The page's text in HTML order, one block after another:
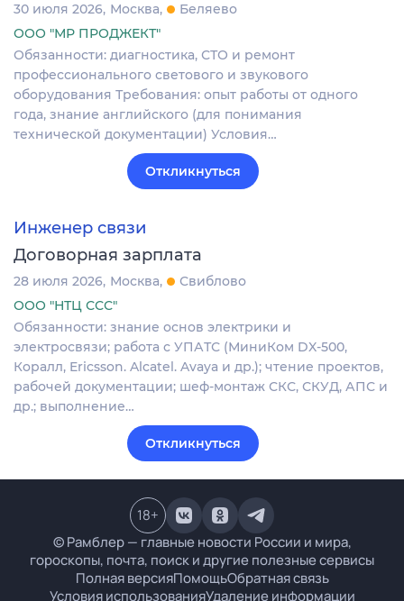
30 июля 2026 Москва
Беляево
ООО "МР ПРОДЖЕКТ"
Обязанности: диагностика, СТО и ремонт
профессионального светового и звукового
оборудования Требования: опыт работы от одного
года, знание английского (для понимания
технической документации) Условия…
Откликнуться
Инженер связи
Договорная зарплата
28 июля 2026 Москва
Свиблово
ООО "НТЦ ССС"
Обязанности: знание основ электрики и
электросвязи; работа с УПАТС (МиниКом DX-500,
Коралл, Ericsson. Alcatel. Avaya и др.); чтение проектов,
рабочей документации; шеф-монтаж СКС, СКУД, АПС и
др.; выполнение…
Откликнуться
© Рамблер — главные новости России и мира,
гороскопы, почта, поиск и другие полезные сервисы
Полная версияПомощьОбратная связь
Условия использованияУдаление информации
18+